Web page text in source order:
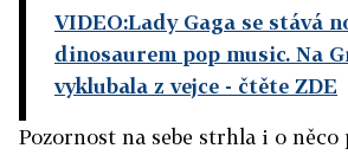
VIDEO:Lady Gaga se stává
dinosaurem pop music. Na
vyklubala z vejce - čtěte ZDE
Pozornost na sebe strhla i o něco